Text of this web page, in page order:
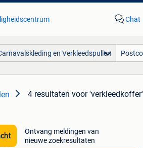
Chat
en Verkleedspullen
4 resultaten voor 'verkleedkoffer'
Ontvang meldingen van
nieuwe zoekresultaten